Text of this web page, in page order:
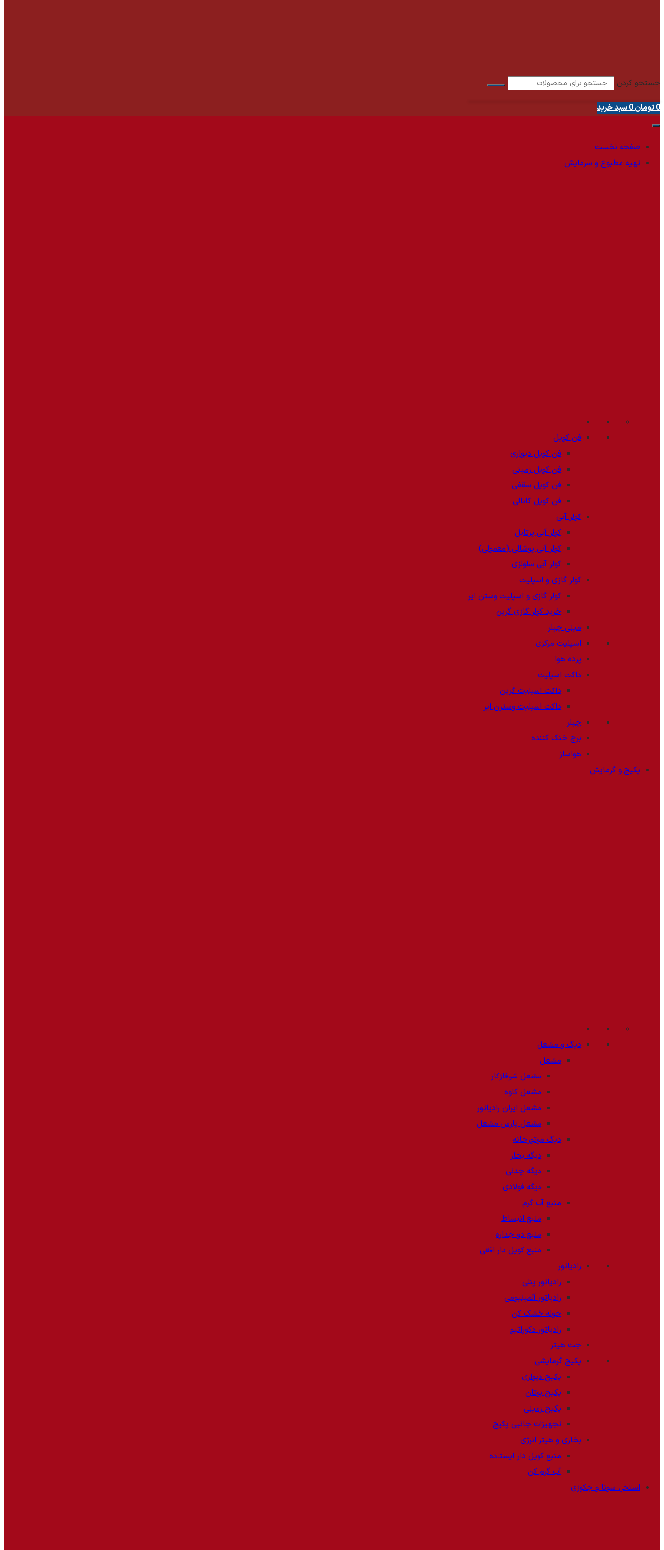
جستجو کردن
0تومان0سبد خرید
صفحه نخست
تهیه مطبوع و سرمایش
فن کویل
فن کویل دیواری
فن کویل زمینی
فن کویل سقفی
فن کویل کانالی
کولر آبی
کولر آبی پرتابل
کولر آبی پوشالی (معمولی)
کولر آبی سلولزی
کولر گازی و اسپلیت
کولر گازی و اسپلیت وستن ایر
خرید کولر گازی گرین
مینی چیلر
اسپلیت مرکزی
پرده هوا
داکت اسپلیت
داکت اسپلیت گرین
داکت اسپلیت وسترن ایر
چیلر
برج خنک کننده
هواساز
پکیج و گرمایش
دیگ و مشعل
مشعل
مشعل شوفاژکار
مشعل کاوه
مشعل ایران رادیاتور
مشعل پارس مشعل
دیگ موتورخانه
دیگه بخار
دیگه چدنی
دیگه فولادی
منبع آب گرم
منبع انبساط
منبع دو جداره
منبع کویل دار افقی
رادیاتور
رادیاتور پنلی
رادیاتور آلمینیومی
حوله خشک کن
رادیاتور دکوراتیو
جت هیتر
پکیج گرمایشی
پکیج دیواری
پکیج بوتان
پکیج زمینی
تجهیزات جانبی پکیج
بخاری و هیتر انرژی
منبع کویل دار ایستاده
آب گرم کن
استخر، سونا و جکوزی